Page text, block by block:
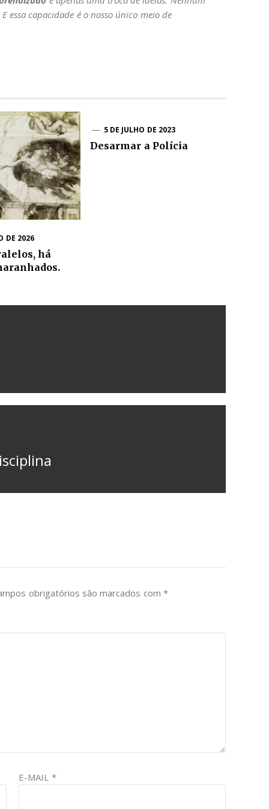
essa capacidade é o nosso único meio de
DE 2026
há
5 DE JULHO DE 2023
Desarmar a Polícia
obrigatórios são marcados com *
E-MAIL *